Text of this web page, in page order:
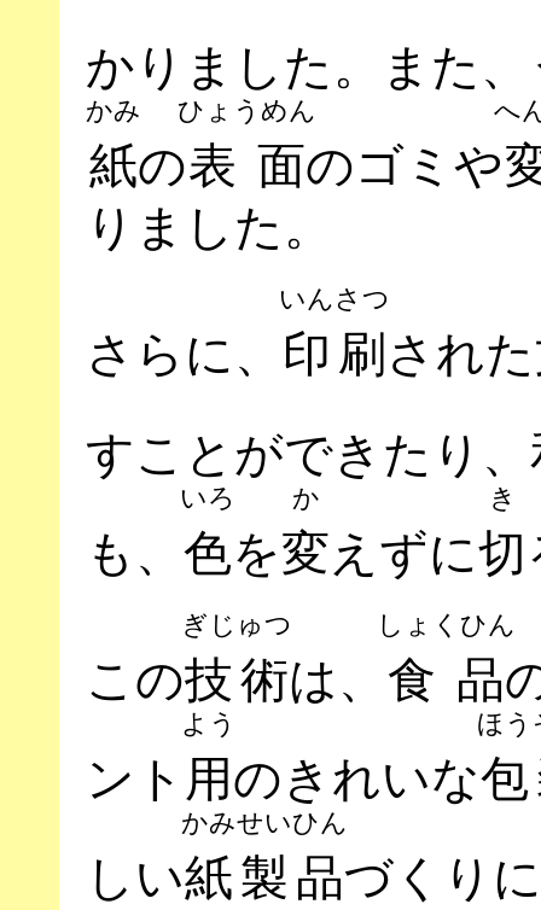
かりました。また
紙
かみ
の表面
ひょうめん
のゴミや
へ
りました。
さらに、 印刷
いんさつ
された
すことができたり、
も、色
いろ
を変
か
えずに切
き
この技術
ぎじゅつ
は、 食品
しょくひん
ント 用
よう
のきれいな
ほう
しい紙
かみ
製品
せいひん
づくり